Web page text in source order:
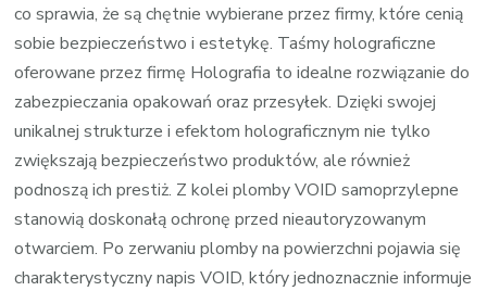
co sprawia, że są chętnie wybierane przez firmy, które cenią
sobie bezpieczeństwo i estetykę. Taśmy holograficzne
oferowane przez firmę Holografia to idealne rozwiązanie do
zabezpieczania opakowań oraz przesyłek. Dzięki swojej
unikalnej strukturze i efektom holograficznym nie tylko
zwiększają bezpieczeństwo produktów, ale również
podnoszą ich prestiż. Z kolei plomby VOID samoprzylepne
stanowią doskonałą ochronę przed nieautoryzowanym
otwarciem. Po zerwaniu plomby na powierzchni pojawia się
charakterystyczny napis VOID, który jednoznacznie informuje